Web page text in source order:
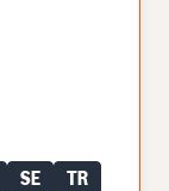
SE
TR